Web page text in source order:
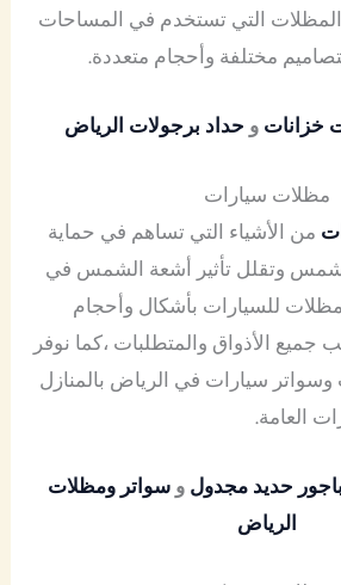
المظلات التي تستخدم في المساحات
مختلفة وأحجام متعددة.
خزانات و حداد برجولات الرياض
مظلات سيارات
من الأشياء التي تساهم في حماية
وتقلل تأثير أشعة الشمس في
مظلات للسيارات بأشكال وأحجام
جميع الأذواق والمتطلبات ،كما نوفر
سيارات في الرياض بالمنازل
العامة.
حديد مجدول و سواتر ومظلات
الرياض